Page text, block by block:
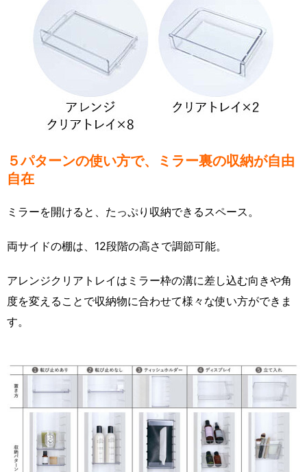
５パターンの使い方で、ミラー裏の収納が自由
自在
ミラーを開けると、たっぷり収納できるスペース。
両サイドの棚は、12段階の高さで調節可能。
アレンジクリアトレイはミラー枠の溝に差し込む向きや角
度を変えることで収納物に合わせて様々な使い方ができま
す。